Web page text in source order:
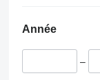
428
430
Année
–